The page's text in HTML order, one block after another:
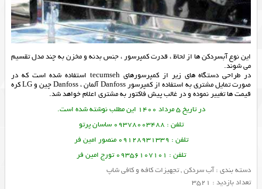
این نوع آبسردکن ها از لحاظ ، قدرت کمپرسور ، جنس بدنه و مخزن به چند مدل تقسیم
می شوند.
در طراحي دستگاه هاي زير از كمپرسورهاي tecumseh استفاده شده است که در
صورت تمايل مشتري به استفاده از كمپرسور Danfoss آلمان ، Danfoss چين و LG كره
قيمت ها تغيير نموده و در غالب پيش فاكتور به مشتري اعلام خواهد شد.
در تاریخ 5 مرداد 1400 این مطلب نوشته شده است.
تلفن : 09378003488 ساسان پرتو
تلفن : 09128931339 منصور امین فر
تلفن : 09356107101 تورج امین فر
دسته بندی :آب سردکن,تجهیزات کافه و کافی شاپ
تعداد بازدید : 3521